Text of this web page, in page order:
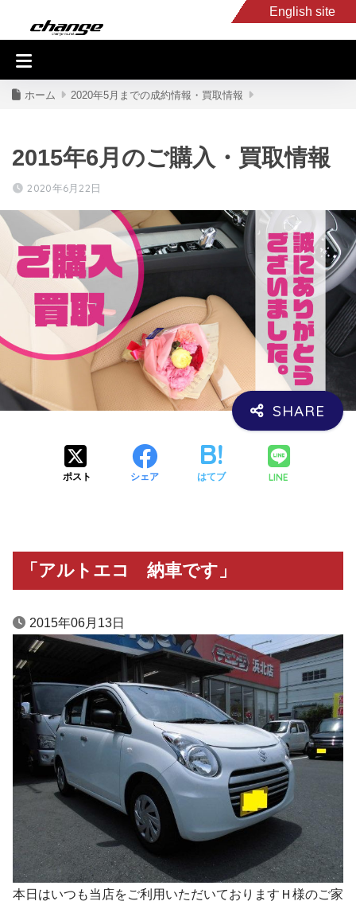
English site
入庫車情報
ホーム 2020年5月までの成約情報・買取情報
2015年6月のご購入・買取情報
2020年6月22日
ポスト シェア はてブ LINE
「アルトエコ 納車です」
2015年06月13日
本日はいつも当店をご利用いただいておりますＨ様のご家